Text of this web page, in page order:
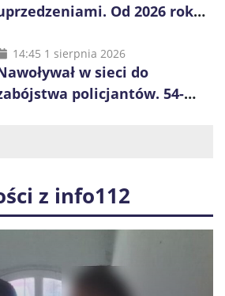
Od 2026 roku
danych
14:45 1 sierpnia 2026
w sieci do
policjantów. 54-
z info112